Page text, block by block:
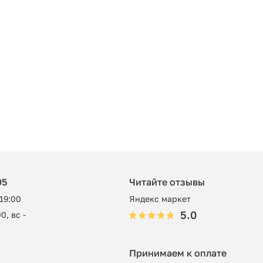
вс -
Читайте отзывы
Яндекс маркет
5.0
Принимаем к оплате